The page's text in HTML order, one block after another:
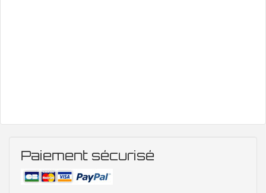
Paiement sécurisé